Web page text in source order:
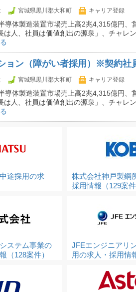
宮城県黒川郡大和町 キャリア登録
導体製造装置市場売上高2兆4,315億円、
は人、社員は価値創出の源泉」、チャレ
ョン（障がい者採用）※契約社
宮城県黒川郡大和町 キャリア登録
導体製造装置市場売上高2兆4,315億円、
は人、社員は価値創出の源泉」、チャレ
途採用の求
株式会社神戸製鋼
採用情報（129案件
ステム事業の
（128案件）
JFEエンジニアリ
用の求人・採用情